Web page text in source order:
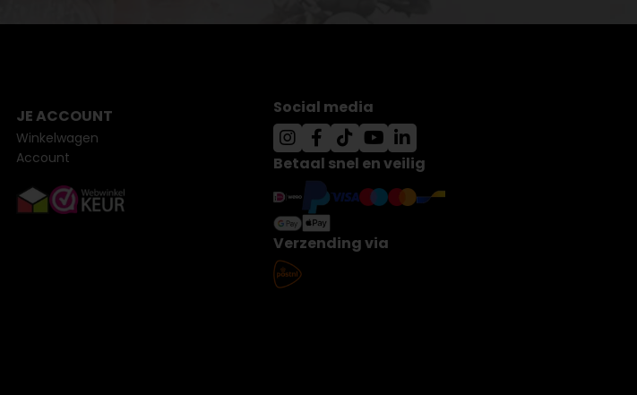
JE ACCOUNT
Winkelwagen
Account
Social media
Betaal snel en veilig
Verzending via